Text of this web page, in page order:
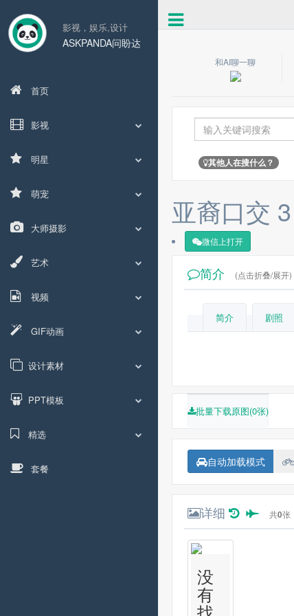
影视，娱乐,设计
ASKPANDA问盼达
首页
影视
明星
萌宠
大师摄影
艺术
视频
GIF动画
设计素材
PPT模板
精选
套餐
和AI聊一聊
其他人在搜什么？
亚裔口交 3
微信上打开
简介 (点击折叠/展开)
简介 剧照
批量下载原图(0张)
自动加载模式
详细 共0张
没
有